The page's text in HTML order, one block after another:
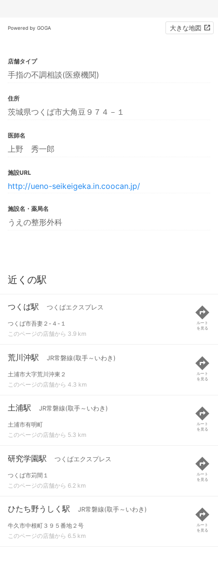
Powered by GOGA 大きな地図
店舗タイプ
手指の不調相談(医療機関)
住所
茨城県つくば市大角豆９７４－１
医師名
上野 秀一郎
施設URL
http://ueno-seikeigeka.in.coocan.jp/
施設名・薬局名
うえの整形外科
近くの駅
つくば駅 つくばエクスプレス
つくば市吾妻２-４-１
このページの店舗から 3.9 km
ルート
を見る
荒川沖駅 JR常磐線(取手～いわき)
土浦市大字荒川沖東２
このページの店舗から 4.3 km
ルート
を見る
土浦駅 JR常磐線(取手～いわき)
土浦市有明町
このページの店舗から 5.3 km
ルート
を見る
研究学園駅 つくばエクスプレス
つくば市苅間１
このページの店舗から 6.2 km
ルート
を見る
ひたち野うしく駅 JR常磐線(取手～いわき)
牛久市中根町３９５番地２号
このページの店舗から 6.5 km
ルート
を見る